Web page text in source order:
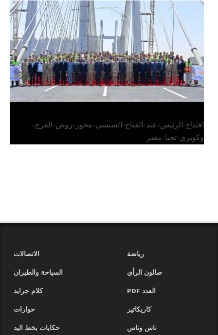
الرئيس عبد الفتاح السيسي يفتتح محور روض الفرج
وكوبري تحيا مصر
افتتاح-الرئيس-عبد-الفتاح-السيسي-محور-روض-الفرج-
وكوبري-تحيا-مصر
رياضة
الاتصالات
صالون الرأي
السياحة والطيران
العدد PDF
كلام جرايد
كاريكاتير
حوارات
ناس وناس
حكايات بخط اليد